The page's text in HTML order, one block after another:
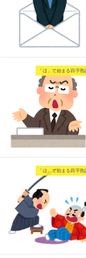
「ほ」で始まる四字熟
「ほ」で始まる四字熟